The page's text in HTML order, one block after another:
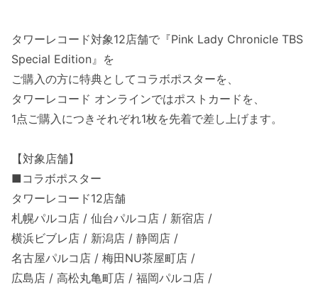
タワーレコード対象12店舗で『Pink Lady Chronicle TBS
Special Edition』を
ご購入の方に特典としてコラボポスターを、
タワーレコード オンラインではポストカードを、
1点ご購入につきそれぞれ1枚を先着で差し上げます。
【対象店舗】
■コラボポスター
タワーレコード12店舗
札幌パルコ店 / 仙台パルコ店 / 新宿店 /
横浜ビブレ店 / 新潟店 / 静岡店 /
名古屋パルコ店 / 梅田NU茶屋町店 /
広島店 / 高松丸亀町店 / 福岡パルコ店 /